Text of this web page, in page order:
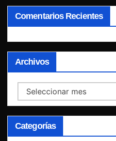
Comentarios Recientes
Archivos
Archivos
Categorías